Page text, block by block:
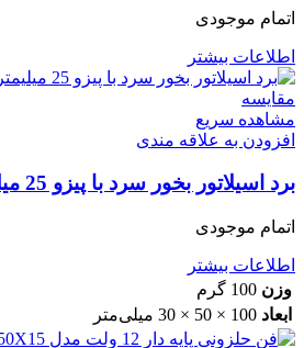
اتمام موجودی
اطلاعات بیشتر
مقایسه
مشاهده سریع
افزودن به علاقه مندی
برد اسیلاتور بخور سرد با پیزو 25 میلیمتر مدل A
اتمام موجودی
اطلاعات بیشتر
وزن 100 گرم
ابعاد 100 × 50 × 30 میلی‌متر